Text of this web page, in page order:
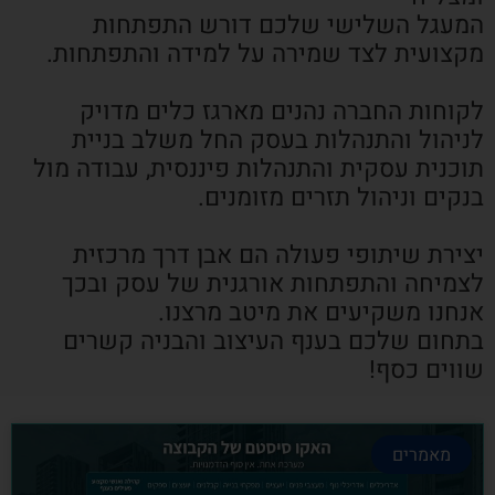
המעגל השלישי שלכם דורש התפתחות
מקצועית לצד שמירה על למידה והתפתחות.
לקוחות החברה נהנים מארגז כלים מדויק
לניהול והתנהלות בעסק החל משלב בניית
תוכנית עסקית והתנהלות פיננסית, עבודה מול
בנקים וניהול תזרים מזומנים.
יצירת שיתופי פעולה הם אבן דרך מרכזית
לצמיחה והתפתחות אורגנית של עסק ובכך
אנחנו משקיעים את מיטב מרצנו.
בתחום שלכם בענף העיצוב והבניה קשרים
שווים כסף!
מאמרים